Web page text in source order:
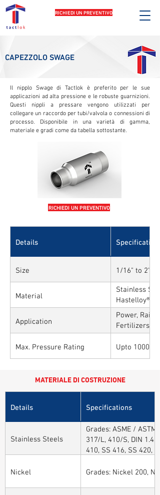
RICHIEDI UN PREVENTIVO
CAPEZZOLO SWAGE
Il nipplo Swage di Tactlok è preferito per le sue
applicazioni ad alta pressione e le robuste guarnizioni.
Questi nippli a pressare vengono utilizzati per
collegare un raccordo per tubi/valvola o connessioni di
processo. Disponibile in una varietà di gamma,
materiale e gradi come da tabella sottostante.
RICHIEDI UN PREVENTIVO
Details Specifications
Size 1/16" to 2"
Material
Stainless
Hastelloy®,
Alloys
Application
Power,
Fertilizers,
Sytems,
Max. Pressure Rating
Upto
MATERIALE DI COSTRUZIONE
Details Specifications
Stainless Steels
Grades: ASME /
317/L, 410/S, DIN
410, SS 416, SS 420,
Nickel
Grades: Nickel 200,